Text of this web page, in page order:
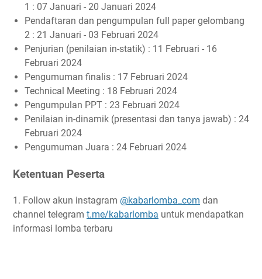
1 : 07 Januari - 20 Januari 2024
Pendaftaran dan pengumpulan full paper gelombang
2 : 21 Januari - 03 Februari 2024
Penjurian (penilaian in-statik) : 11 Februari - 16
Februari 2024
Pengumuman finalis : 17 Februari 2024
Technical Meeting : 18 Februari 2024
Pengumpulan PPT : 23 Februari 2024
Penilaian in-dinamik (presentasi dan tanya jawab) : 24
Februari 2024
Pengumuman Juara : 24 Februari 2024
Ketentuan Peserta
1. Follow akun instagram @kabarlomba_com dan
channel telegram t.me/kabarlomba untuk mendapatkan
informasi lomba terbaru